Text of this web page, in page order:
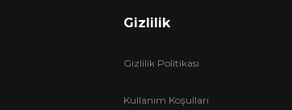
Gizlilik
Gizlilik Politikası
Kullanım Koşulları